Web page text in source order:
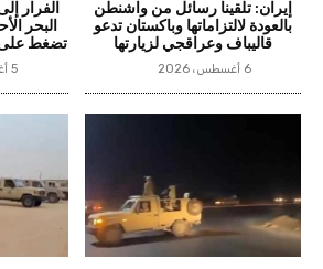
إيران: تلقينا رسائل من واشنطن
بالعودة لالتزاماتها وباكستان تدعو
قاليباف وعراقجي لزيارتها
6 أغسطس، 2026
الفرار
البحر
تضغط على
5 أغسطس، 2026